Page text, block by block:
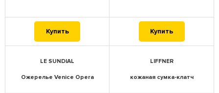
Купить Купить
LE SUNDIAL
Ожерелье Venice Opera
LIFFNER
кожаная сумка-клатч